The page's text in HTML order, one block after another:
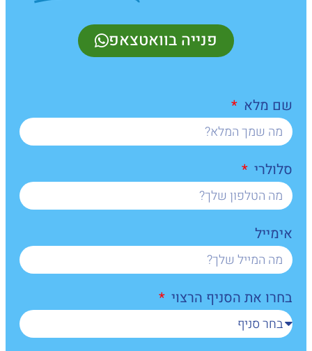
פנייה בוואטצאפ
שם מלא
סלולרי
אימייל
בחרו את הסניף הרצוי